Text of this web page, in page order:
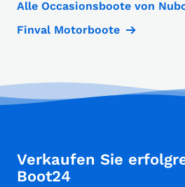
Alle Occasionsboote von
Finval Motorboote
Verkaufen Sie
Boot24